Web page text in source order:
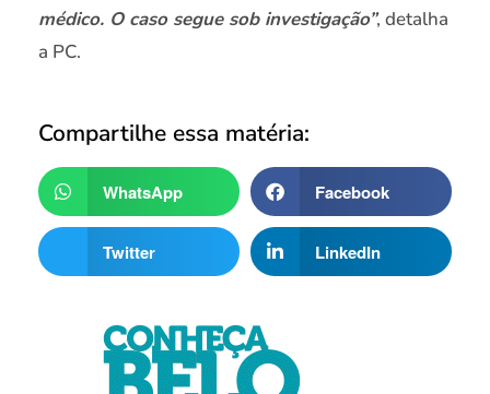
médico. O caso segue sob investigação”, detalha
a PC.
Compartilhe essa matéria:
WhatsApp Facebook
Twitter LinkedIn